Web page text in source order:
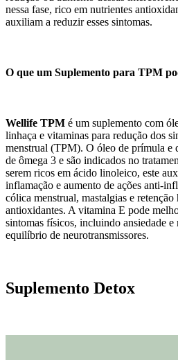
nessa fase, rico em nutrientes
auxiliam a reduzir esses sintomas.
O que um Suplemento para TPM
Wellife TPM é um suplemento com
linhaça e vitaminas para redução dos
menstrual (TPM). O óleo de prímula e
de ômega 3 e são indicados no
serem ricos em ácido linoleico, este
inflamação e aumento de ações anti-
cólica menstrual, mastalgias e
antioxidantes. A vitamina E pode
sintomas físicos, incluindo ansiedade e
equilíbrio de neurotransmissores.
Suplemento Detox